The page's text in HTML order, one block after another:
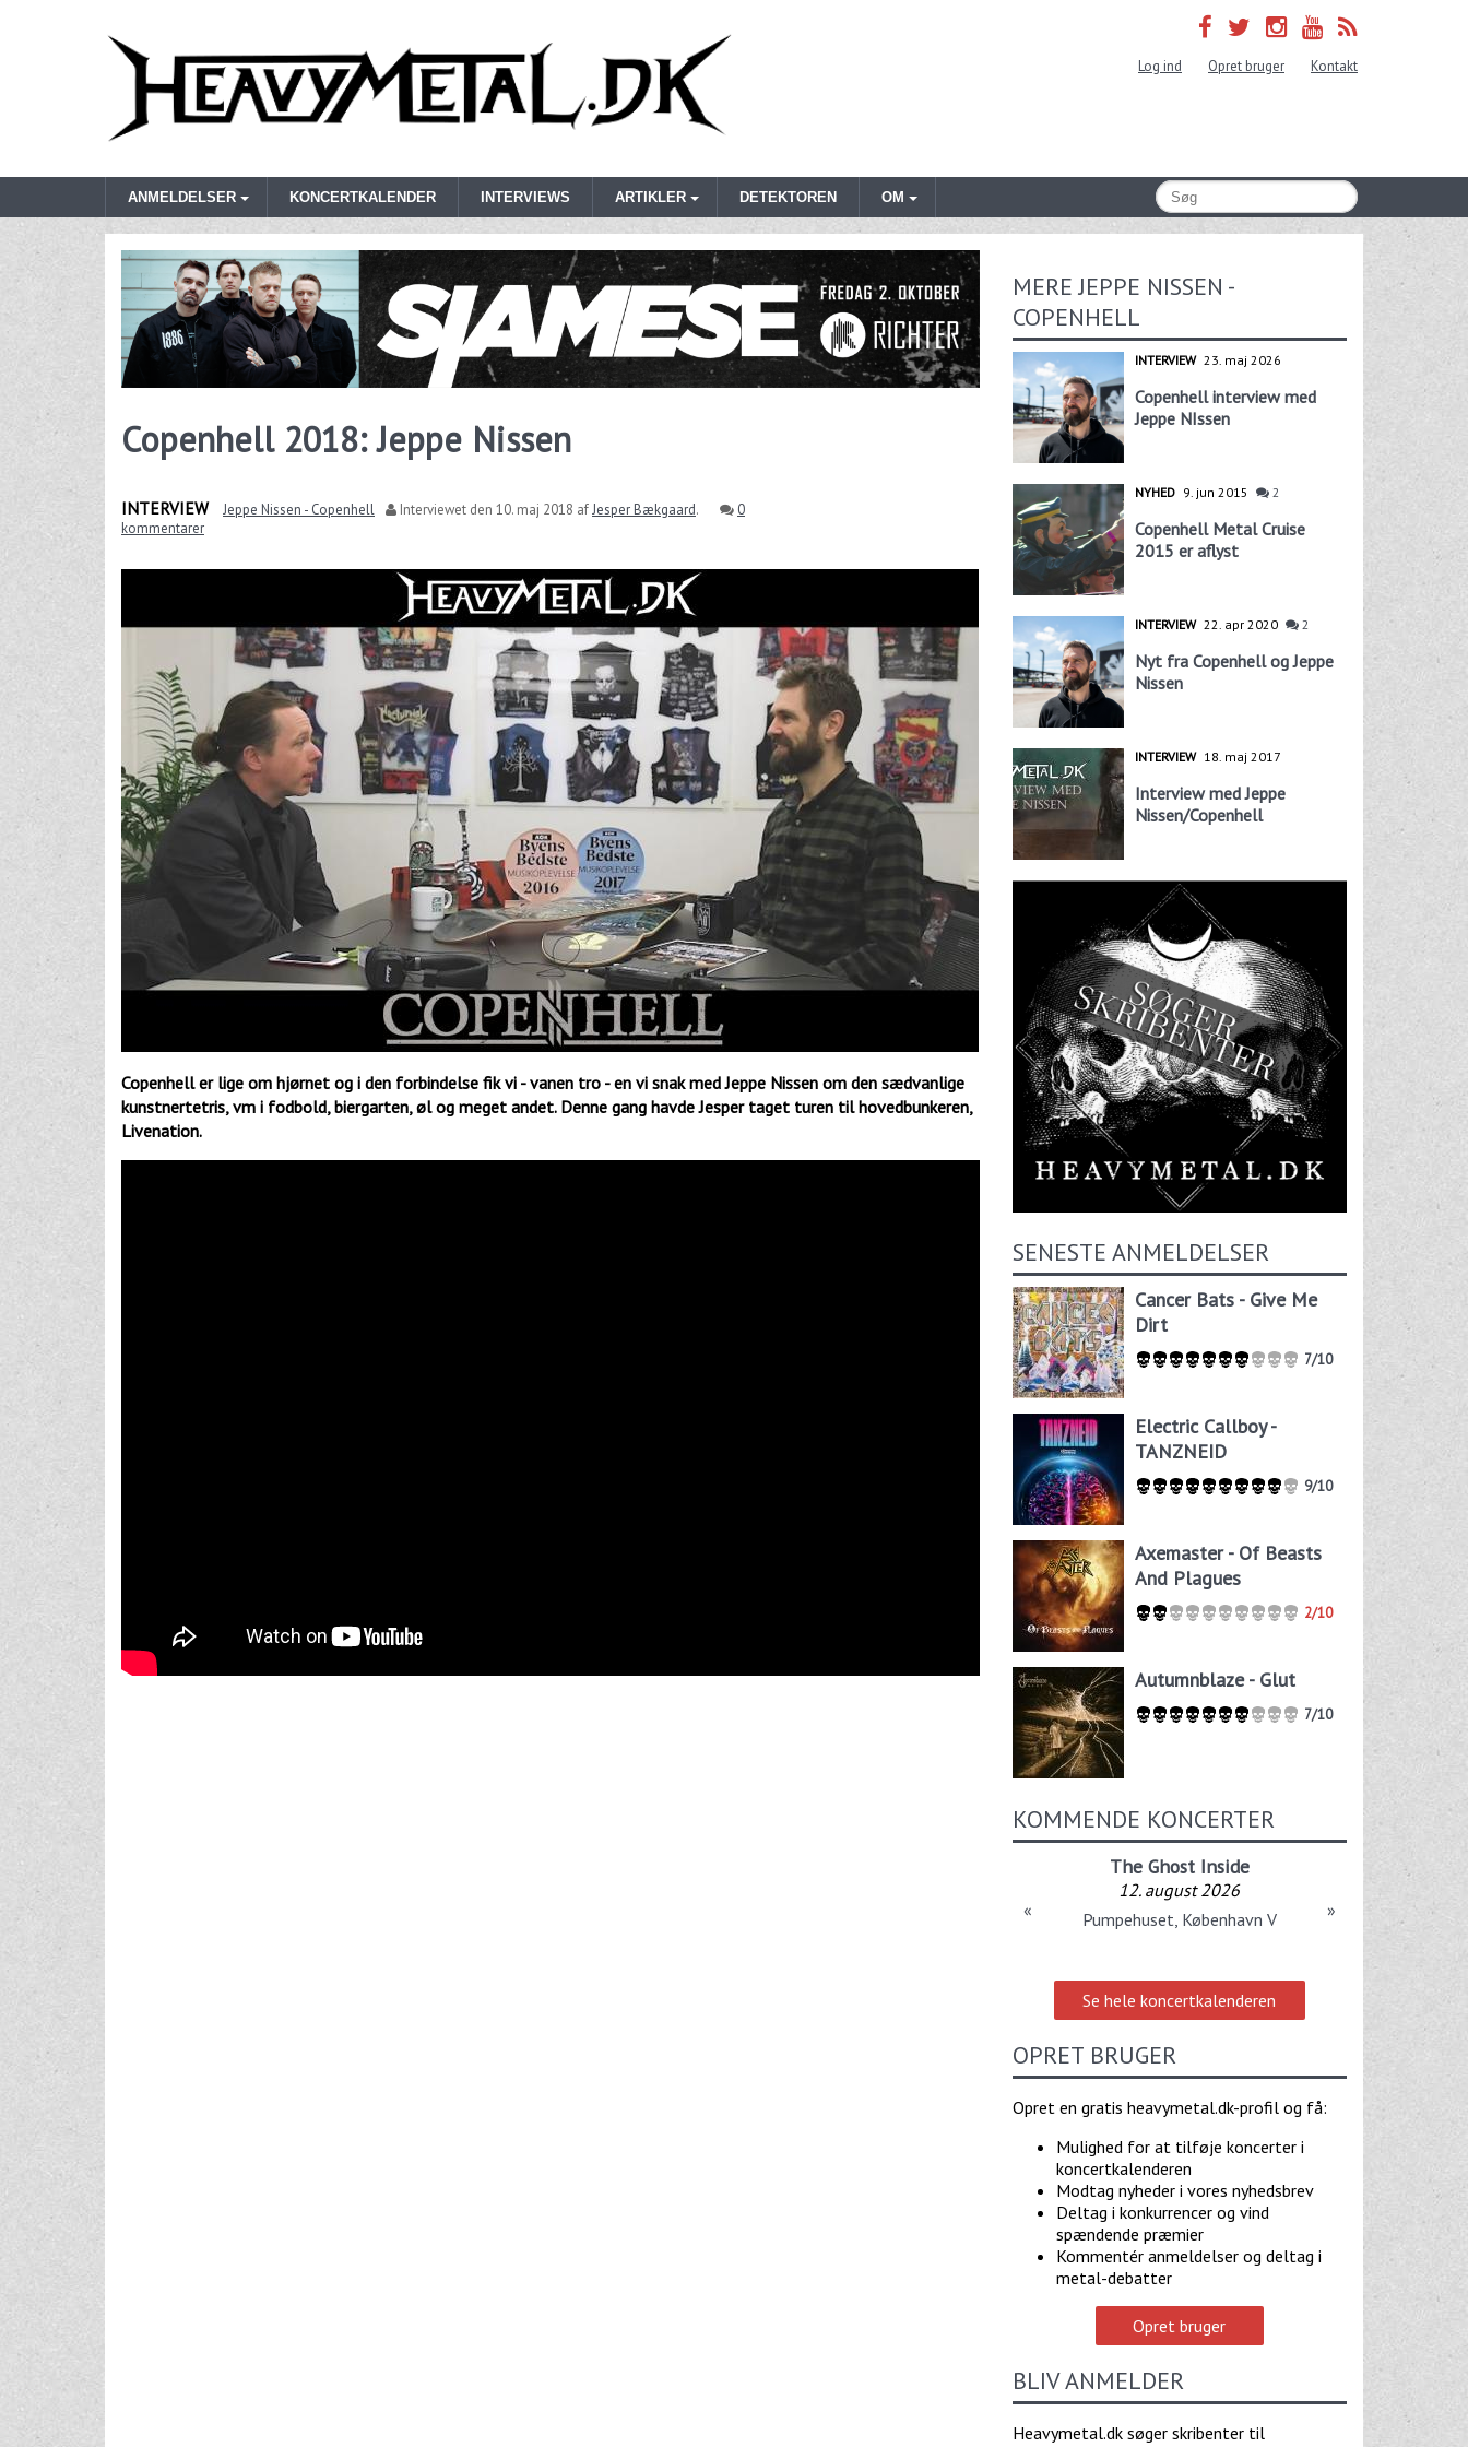
Log ind Opret bruger Kontakt
ANMELDELSER KONCERTKALENDER INTERVIEWS ARTIKLER DETEKTOREN OM
Copenhell 2018: Jeppe Nissen
INTERVIEW Jeppe Nissen - Copenhell Interviewet den 10. maj 2018 afJesper Bækgaard.
0
kommentarer
Copenhell er lige om hjørnet og i den forbindelse fik vi - vanen tro - en vi snak med Jeppe Nissen om den sædvanlige
kunstnertetris, vm i fodbold, biergarten, øl og meget andet. Denne gang havde Jesper taget turen til hovedbunkeren,
Livenation.
MERE JEPPE NISSEN -
COPENHELL
INTERVIEW 23. maj 2026
Copenhell interview med
Jeppe NIssen
NYHED 9. jun 2015 2
Copenhell Metal Cruise
2015 er aflyst
INTERVIEW 22. apr 2020 2
Nyt fra Copenhell og Jeppe
Nissen
INTERVIEW 18. maj 2017
Interview med Jeppe
Nissen/Copenhell
SENESTE ANMELDELSER
Cancer Bats - Give Me
Dirt
7/10
Electric Callboy -
TANZNEID
9/10
Axemaster - Of Beasts
And Plagues
2/10
Autumnblaze - Glut
7/10
KOMMENDE KONCERTER
The Ghost Inside
12. august 2026
Pumpehuset, København V
« »
Se hele koncertkalenderen
OPRET BRUGER
Opret en gratis heavymetal.dk-profil og få:
Mulighed for at tilføje koncerter i
koncertkalenderen
Modtag nyheder i vores nyhedsbrev
Deltag i konkurrencer og vind
spændende præmier
Kommentér anmeldelser og deltag i
metal-debatter
Opret bruger
BLIV ANMELDER
Heavymetal.dk søger skribenter til